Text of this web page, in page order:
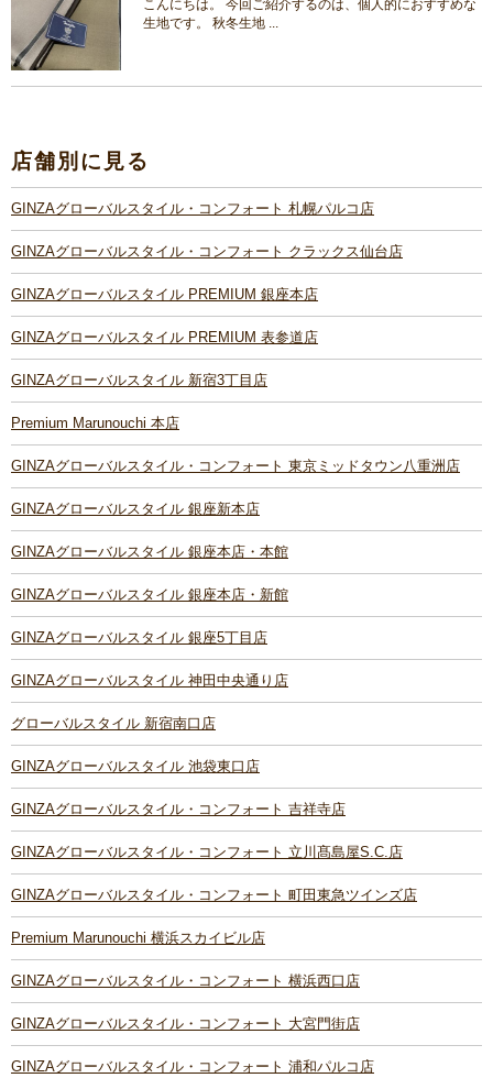
こんにちは。 今回ご紹介するのは、個人的におすすめな
生地です。 秋冬生地 ...
店舗別に見る
GINZAグローバルスタイル・コンフォート 札幌パルコ店
GINZAグローバルスタイル・コンフォート クラックス仙台店
GINZAグローバルスタイル PREMIUM 銀座本店
GINZAグローバルスタイル PREMIUM 表参道店
GINZAグローバルスタイル 新宿3丁目店
Premium Marunouchi 本店
GINZAグローバルスタイル・コンフォート 東京ミッドタウン八重洲店
GINZAグローバルスタイル 銀座新本店
GINZAグローバルスタイル 銀座本店・本館
GINZAグローバルスタイル 銀座本店・新館
GINZAグローバルスタイル 銀座5丁目店
GINZAグローバルスタイル 神田中央通り店
グローバルスタイル 新宿南口店
GINZAグローバルスタイル 池袋東口店
GINZAグローバルスタイル・コンフォート 吉祥寺店
GINZAグローバルスタイル・コンフォート 立川髙島屋S.C.店
GINZAグローバルスタイル・コンフォート 町田東急ツインズ店
Premium Marunouchi 横浜スカイビル店
GINZAグローバルスタイル・コンフォート 横浜西口店
GINZAグローバルスタイル・コンフォート 大宮門街店
GINZAグローバルスタイル・コンフォート 浦和パルコ店